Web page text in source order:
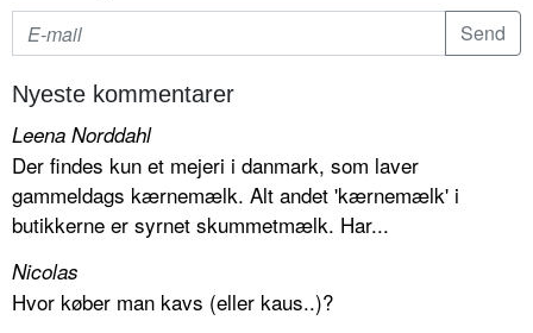
Nyeste kommentarer
Leena Norddahl
Der findes kun et mejeri i danmark, som laver
gammeldags kærnemælk. Alt andet 'kærnemælk' i
butikkerne er syrnet skummetmælk. Har...
Nicolas
Hvor køber man kavs (eller kaus..)?